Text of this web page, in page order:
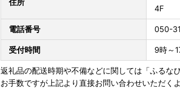
4F
電話番号 050-
受付時間 9時～
返礼品の配送時期や不備などに関しては「ふるな
お手数ですが上記より直接お問い合わせいただく